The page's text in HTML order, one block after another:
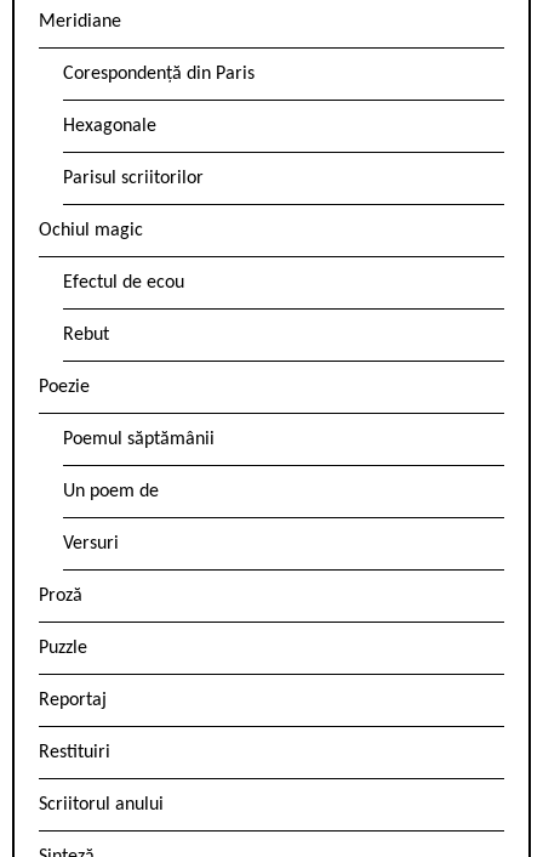
Meridiane
Corespondență din Paris
Hexagonale
Parisul scriitorilor
Ochiul magic
Efectul de ecou
Rebut
Poezie
Poemul săptămânii
Un poem de
Versuri
Proză
Puzzle
Reportaj
Restituiri
Scriitorul anului